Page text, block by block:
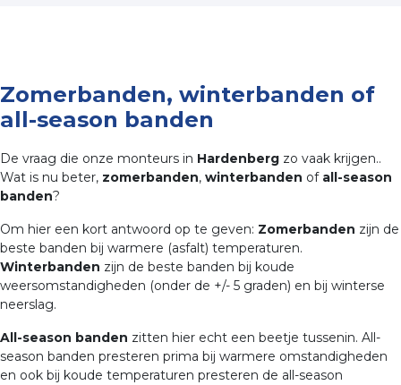
Zomerbanden, winterbanden of
all-season banden
De vraag die onze monteurs in Hardenberg zo vaak krijgen..
Wat is nu beter, zomerbanden, winterbanden of all-season
banden?
Om hier een kort antwoord op te geven: Zomerbanden zijn de
beste banden bij warmere (asfalt) temperaturen.
Winterbanden zijn de beste banden bij koude
weersomstandigheden (onder de +/- 5 graden) en bij winterse
neerslag.
All-season banden zitten hier echt een beetje tussenin. All-
season banden presteren prima bij warmere omstandigheden
en ook bij koude temperaturen presteren de all-season